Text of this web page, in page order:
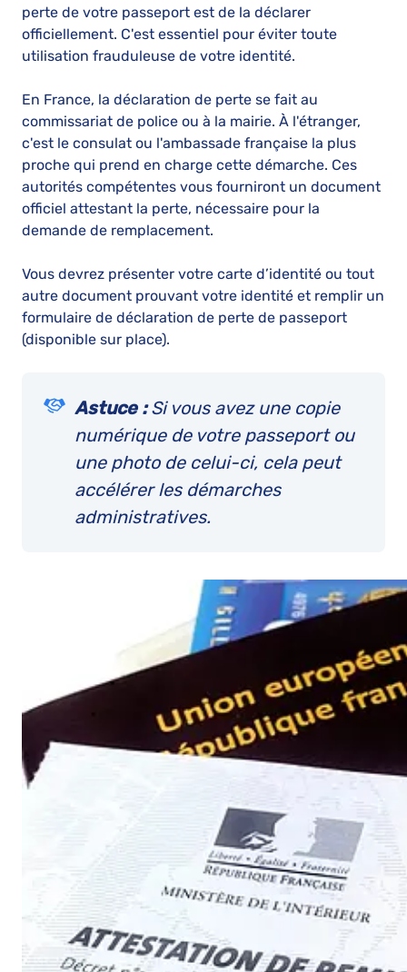
perte de votre passeport est de la déclarer
officiellement. C'est essentiel pour éviter toute
utilisation frauduleuse de votre identité.
En France, la déclaration de perte se fait au
commissariat de police ou à la mairie. À l'étranger,
c'est le consulat ou l'ambassade française la plus
proche qui prend en charge cette démarche. Ces
autorités compétentes vous fourniront un document
officiel attestant la perte, nécessaire pour la
demande de remplacement.
Vous devrez présenter votre carte d’identité ou tout
autre document prouvant votre identité et remplir un
formulaire de déclaration de perte de passeport
(disponible sur place).
Astuce :Si vous avez une copie
numérique de votre passeport ou
une photo de celui-ci, cela peut
accélérer les démarches
administratives.